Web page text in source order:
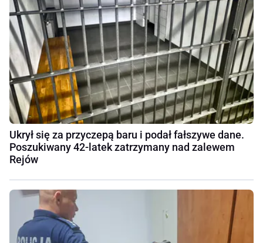
Ukrył się za przyczepą baru i podał fałszywe dane.
Poszukiwany 42-latek zatrzymany nad zalewem
Rejów